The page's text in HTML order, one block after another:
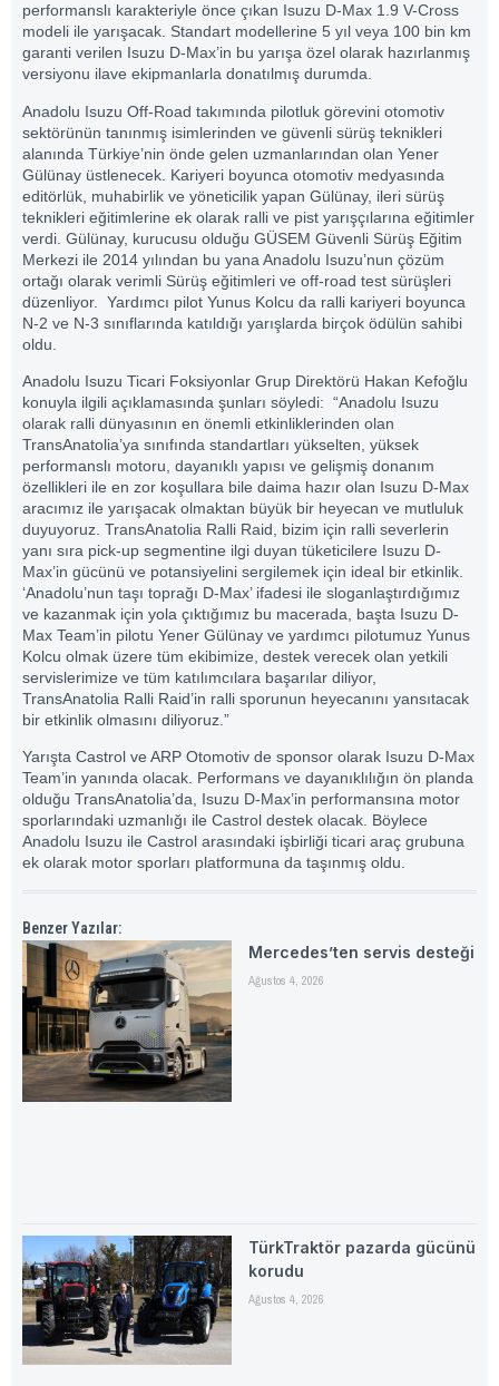
performanslı karakteriyle önce çıkan Isuzu D-Max 1.9 V-Cross
modeli ile yarışacak. Standart modellerine 5 yıl veya 100 bin km
garanti verilen Isuzu D-Max’in bu yarışa özel olarak hazırlanmış
versiyonu ilave ekipmanlarla donatılmış durumda.
Anadolu Isuzu Off-Road takımında pilotluk görevini otomotiv
sektörünün tanınmış isimlerinden ve güvenli sürüş teknikleri
alanında Türkiye’nin önde gelen uzmanlarından olan Yener
Gülünay üstlenecek. Kariyeri boyunca otomotiv medyasında
editörlük, muhabirlik ve yöneticilik yapan Gülünay, ileri sürüş
teknikleri eğitimlerine ek olarak ralli ve pist yarışçılarına eğitimler
verdi. Gülünay, kurucusu olduğu GÜSEM Güvenli Sürüş Eğitim
Merkezi ile 2014 yılından bu yana Anadolu Isuzu’nun çözüm
ortağı olarak verimli Sürüş eğitimleri ve off-road test sürüşleri
düzenliyor. Yardımcı pilot Yunus Kolcu da ralli kariyeri boyunca
N-2 ve N-3 sınıflarında katıldığı yarışlarda birçok ödülün sahibi
oldu.
Anadolu Isuzu Ticari Foksiyonlar Grup Direktörü Hakan Kefoğlu
konuyla ilgili açıklamasında şunları söyledi: “Anadolu Isuzu
olarak ralli dünyasının en önemli etkinliklerinden olan
TransAnatolia’ya sınıfında standartları yükselten, yüksek
performanslı motoru, dayanıklı yapısı ve gelişmiş donanım
özellikleri ile en zor koşullara bile daima hazır olan Isuzu D-Max
aracımız ile yarışacak olmaktan büyük bir heyecan ve mutluluk
duyuyoruz. TransAnatolia Ralli Raid, bizim için ralli severlerin
yanı sıra pick-up segmentine ilgi duyan tüketicilere Isuzu D-
Max’in gücünü ve potansiyelini sergilemek için ideal bir etkinlik.
‘Anadolu’nun taşı toprağı D-Max’ ifadesi ile sloganlaştırdığımız
ve kazanmak için yola çıktığımız bu macerada, başta Isuzu D-
Max Team’in pilotu Yener Gülünay ve yardımcı pilotumuz Yunus
Kolcu olmak üzere tüm ekibimize, destek verecek olan yetkili
servislerimize ve tüm katılımcılara başarılar diliyor,
TransAnatolia Ralli Raid’in ralli sporunun heyecanını yansıtacak
bir etkinlik olmasını diliyoruz.”
Yarışta Castrol ve ARP Otomotiv de sponsor olarak Isuzu D-Max
Team’in yanında olacak. Performans ve dayanıklılığın ön planda
olduğu TransAnatolia’da, Isuzu D-Max’in performansına motor
sporlarındaki uzmanlığı ile Castrol destek olacak. Böylece
Anadolu Isuzu ile Castrol arasındaki işbirliği ticari araç grubuna
ek olarak motor sporları platformuna da taşınmış oldu.
Benzer Yazılar:
Mercedes’ten servis desteği
Ağustos 4, 2026
TürkTraktör pazarda gücünü
korudu
Ağustos 4, 2026